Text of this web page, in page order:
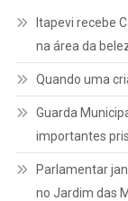
Itapevi recebe
na área da
Quando uma
Guarda
importantes
Parlamentar
no Jardim das